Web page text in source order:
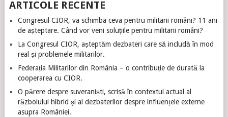
ARTICOLE RECENTE
Congresul CIOR, va schimba ceva pentru militarii români? 11 ani
de așteptare. Când vor veni soluțiile pentru militarii români?
La Congresul CIOR, așteptăm dezbateri care să includă în mod
real și problemele militarilor.
Federația Militarilor din România – o contribuție de durată la
cooperarea cu CIOR.
O părere despre suveraniști, scrisă în contextul actual al
războiului hibrid și al dezbaterilor despre influențele externe
asupra României.